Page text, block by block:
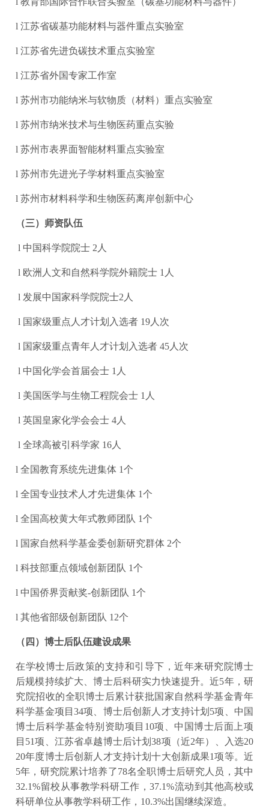
l 江苏省碳基功能材料与器件重点实验室
l 江苏省先进负碳技术重点实验室
l 江苏省外国专家工作室
l 苏州市功能纳米与软物质（材料）重点实验室
l 苏州市纳米技术与生物医药重点实验
l 苏州市表界面智能材料重点实验室
l 苏州市先进光子学材料重点实验室
l 苏州市材料科学和生物医药离岸创新中心
（三）师资队伍
l 中国科学院院士 2人
l 欧洲人文和自然科学院外籍院士 1人
l 发展中国家科学院院士2人
l 国家级重点人才计划入选者 19人次
l 国家级重点青年人才计划入选者 45人次
l 中国化学会首届会士 1人
l 美国医学与生物工程院会士 1人
l 英国皇家化学会会士 4人
l 全球高被引科学家 16人
l 全国教育系统先进集体 1个
l 全国专业技术人才先进集体 1个
l 全国高校黄大年式教师团队 1个
l 国家自然科学基金委创新研究群体 2个
l 科技部重点领域创新团队 1个
l 中国侨界贡献奖-创新团队 1个
l 其他省部级创新团队 12个
（四）博士后队伍建设成果
在学校博士后政策的支持和引导下，近年来研究院博士
后规模持续扩大、博士后科研实力快速提升。近5年，研
究院招收的全职博士后累计获批国家自然科学基金青年
科学基金项目34项、博士后创新人才支持计划5项、中国
博士后科学基金特别资助项目10项、中国博士后面上项
目51项、江苏省卓越博士后计划38项（近2年）、入选20
20年度博士后创新人才支持计划十大创新成果1项等。近
5年，研究院累计培养了78名全职博士后研究人员，其中
32.1%留校从事教学科研工作，37.1%流动到其他高校或
科研单位从事教学科研工作，10.3%出国继续深造。